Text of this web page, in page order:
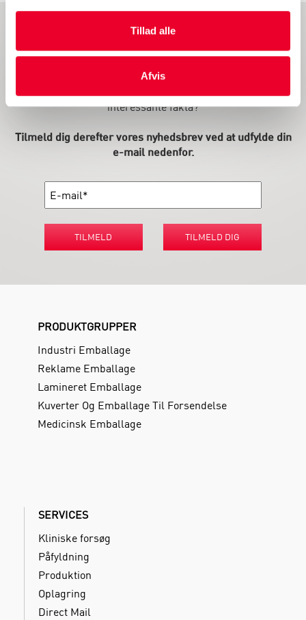
Tillad alle
Afvis
Bliv informeret
Vil du også holdes orienteret om de seneste udviklinger af
interessante fakta?
Tilmeld dig derefter vores nyhedsbrev ved at udfylde din
e-mail nedenfor.
TILMELD TILMELD DIG
PRODUKTGRUPPER
Industri Emballage
Reklame Emballage
Lamineret Emballage
Kuverter Og Emballage Til Forsendelse
Medicinsk Emballage
SERVICES
Kliniske forsøg
Påfyldning
Produktion
Oplagring
Direct Mail